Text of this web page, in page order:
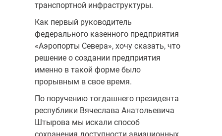
транспортной инфраструктуры.
Как первый руководитель
федерального казенного предприятия
«Аэропорты Севера», хочу сказать, что
решение о создании предприятия
именно в такой форме было
прорывным в свое время.
По поручению тогдашнего президента
республики Вячеслава Анатольевича
Штырова мы искали способ